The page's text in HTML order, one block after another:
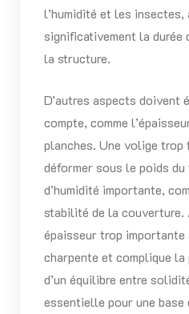
l’humidité et les insectes,
significativement la durée
la structure.
D’autres aspects doivent
compte, comme
planches. Une volige trop
déformer sous le poids
d’humidité importante,
stabilité de la couverture.
épaisseur trop
charpente et complique la
d’un équilibre entre
essentielle pour une base